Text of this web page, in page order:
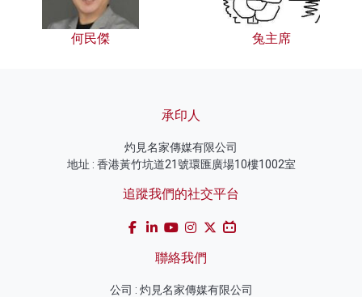
何民傑 兔主席
承印人
灼見名家傳媒有限公司
地址 : 香港黃竹坑道21號環匯廣場10樓1002室
追蹤我們的社交平台
聯絡我們
公司 : 灼見名家傳媒有限公司